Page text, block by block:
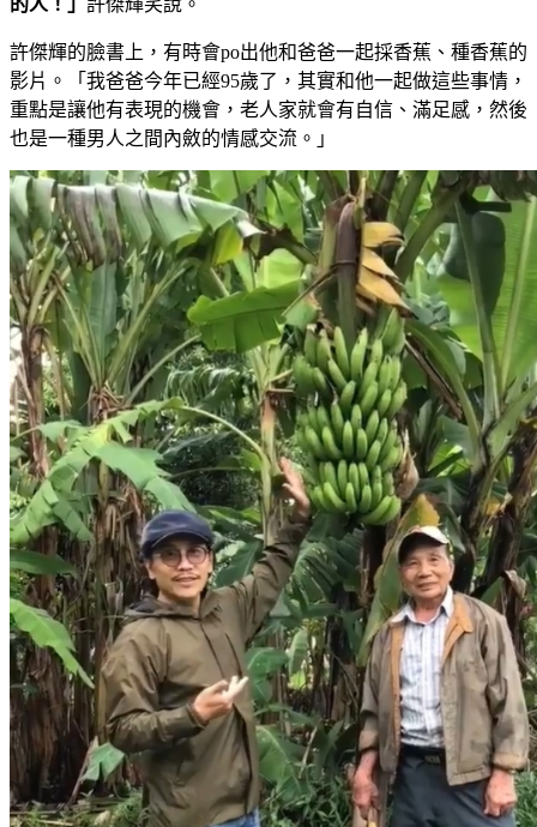
許傑輝的臉書上，有時會po出他和爸爸一起採香蕉、種香蕉的
影片。「我爸爸今年已經95歲了，其實和他一起做這些事情，
重點是讓他有表現的機會，老人家就會有自信、滿足感，然後
也是一種男人之間內斂的情感交流。」